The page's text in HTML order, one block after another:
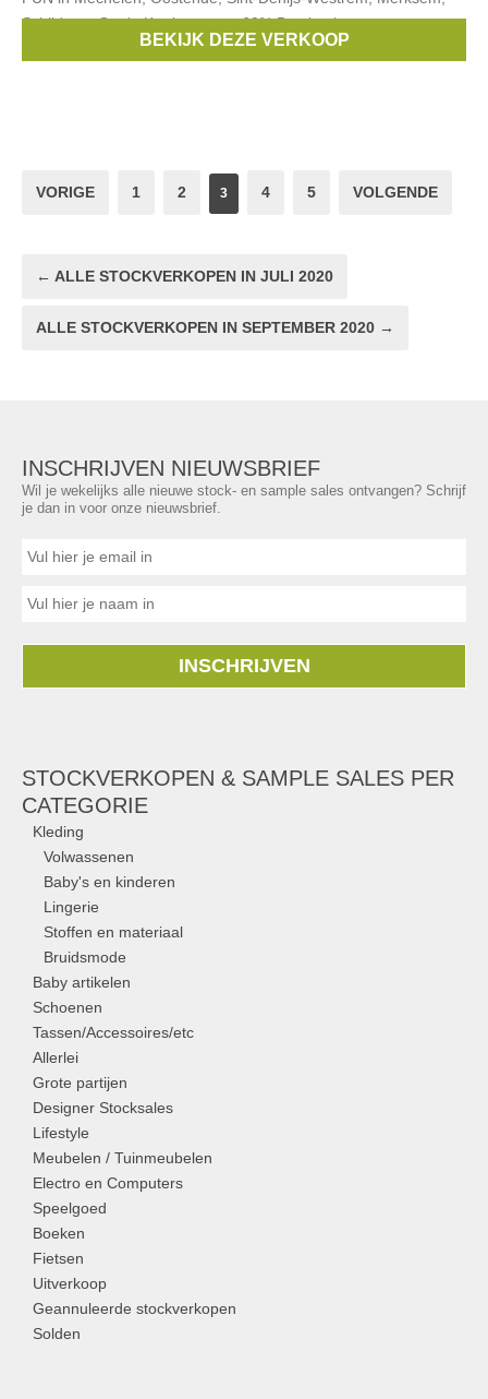
Schilde en Genk. Kortingen tot -60% Betalen kan met
bancontact en eigen transportBEKIJK DEZE VERKOOP
VORIGE 1 2 3 4 5 VOLGENDE
← ALLE STOCKVERKOPEN IN JULI 2020
ALLE STOCKVERKOPEN IN SEPTEMBER 2020 →
INSCHRIJVEN NIEUWSBRIEF
Wil je wekelijks alle nieuwe stock- en sample sales ontvangen? Schrijf
je dan in voor onze nieuwsbrief.
INSCHRIJVEN
STOCKVERKOPEN & SAMPLE SALES PER
CATEGORIE
Kleding
Volwassenen
Baby's en kinderen
Lingerie
Stoffen en materiaal
Bruidsmode
Baby artikelen
Schoenen
Tassen/Accessoires/etc
Allerlei
Grote partijen
Designer Stocksales
Lifestyle
Meubelen / Tuinmeubelen
Electro en Computers
Speelgoed
Boeken
Fietsen
Uitverkoop
Geannuleerde stockverkopen
Solden